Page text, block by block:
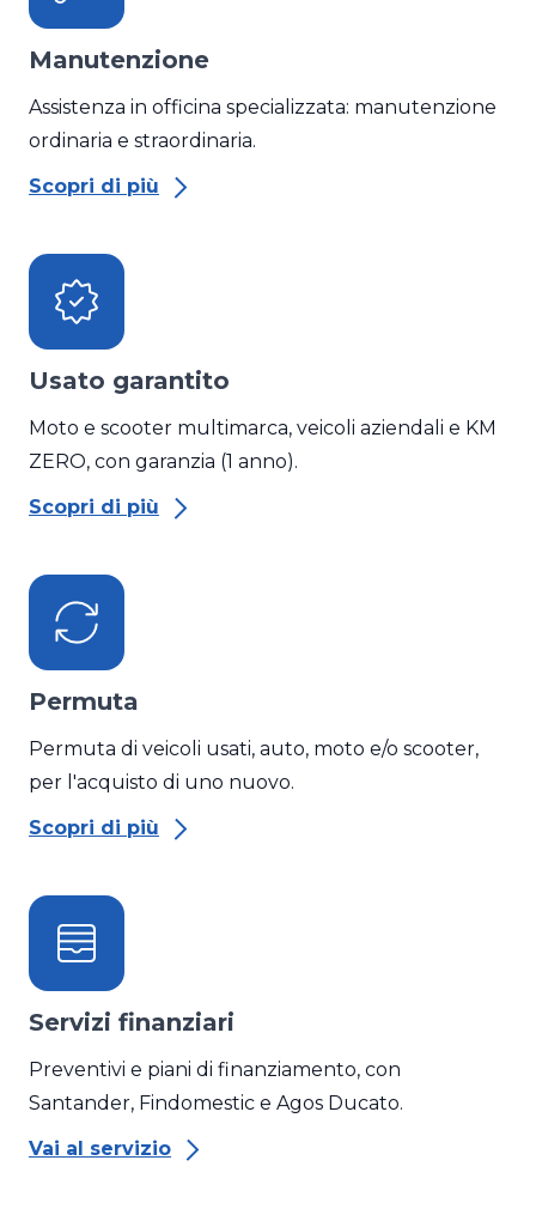
Manutenzione
Assistenza in officina specializzata: manutenzione
ordinaria e straordinaria.
Scopri di più
Usato garantito
Moto e scooter multimarca, veicoli aziendali e KM
ZERO, con garanzia (1 anno).
Scopri di più
Permuta
Permuta di veicoli usati, auto, moto e/o scooter,
per l'acquisto di uno nuovo.
Scopri di più
Servizi finanziari
Preventivi e piani di finanziamento, con
Santander, Findomestic e Agos Ducato.
Vai al servizio